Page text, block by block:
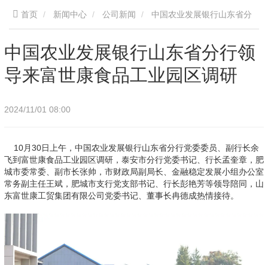
首页 新闻中心 公司新闻
行领导来富世康食品工业园区调研
中国农业发展银行山东省分行领
导来富世康食品工业园区调研
2024/11/01 08:00
10月30日上午，中国农业发展银行山东省分行党委委员、副行长余
飞到富世康食品工业园区调研，泰安市分行党委书记、行长孟奎章，肥
城市委常委、副市长张帅，市财政局副局长、金融稳定发展小组办公室
常务副主任王斌，肥城市支行党支部书记、行长彭艳芳等领导陪同，山
东富世康工贸集团有限公司党委书记、董事长冉德成热情接待。